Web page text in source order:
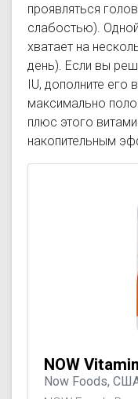
проявляться
слабостью).
хватает на
день). Если вы
IU, дополните его
максимально
плюс этого
накопительным
NOW
Now Foods,